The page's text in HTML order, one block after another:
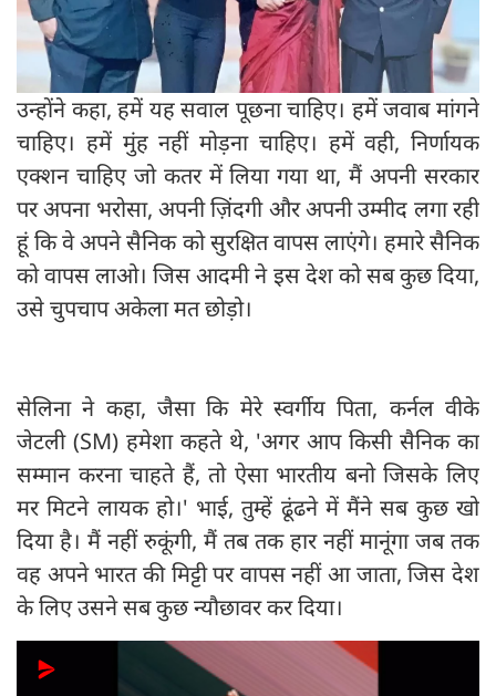
उन्होंने कहा, हमें यह सवाल पूछना चाहिए। हमें जवाब मांगने
चाहिए। हमें मुंह नहीं मोड़ना चाहिए। हमें वही, निर्णायक
एक्शन चाहिए जो कतर में लिया गया था, मैं अपनी सरकार
पर अपना भरोसा, अपनी ज़िंदगी और अपनी उम्मीद लगा रही
हूं कि वे अपने सैनिक को सुरक्षित वापस लाएंगे। हमारे सैनिक
को वापस लाओ। जिस आदमी ने इस देश को सब कुछ दिया,
उसे चुपचाप अकेला मत छोड़ो।
सेलिना ने कहा, जैसा कि मेरे स्वर्गीय पिता, कर्नल वीके
जेटली (SM) हमेशा कहते थे, 'अगर आप किसी सैनिक का
सम्मान करना चाहते हैं, तो ऐसा भारतीय बनो जिसके लिए
मर मिटने लायक हो।' भाई, तुम्हें ढूंढने में मैंने सब कुछ खो
दिया है। मैं नहीं रुकूंगी, मैं तब तक हार नहीं मानूंगा जब तक
वह अपने भारत की मिट्टी पर वापस नहीं आ जाता, जिस देश
के लिए उसने सब कुछ न्यौछावर कर दिया।